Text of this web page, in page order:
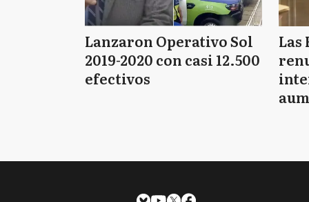
Lanzaron Operativo Sol
2019-2020 con casi 12.500
efectivos
Las